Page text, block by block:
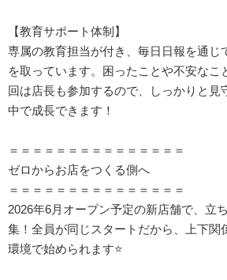
【教育サポート体制】
専属の教育担当が付き、毎日日報を通じ
を取っています。困ったことや不安なこ
回は店長も参加するので、しっかりと見
中で成長できます！
＝＝＝＝＝＝＝＝＝＝＝＝＝＝＝
ゼロからお店をつくる側へ
＝＝＝＝＝＝＝＝＝＝＝＝＝＝＝
2026年6月オープン予定の新店舗で、立
集！全員が同じスタートだから、上下関
環境で始められます⭐